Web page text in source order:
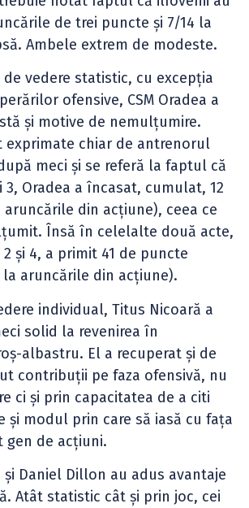
de trei puncte și 7/14 la
Ambele extrem de modeste.
vedere statistic, cu excepția
ofensive, CSM Oradea a
și motive de nemulțumire.
exprimate chiar de antrenorul
meci și se referă la faptul că
Oradea a încasat, cumulat, 12
din acțiune), ceea ce
Însă în celelalte două acte,
și 4, a primit 41 de puncte
aruncările din acțiune).
individual, Titus Nicoară a
solid la revenirea în
albastru. El a recuperat și de
contribuții pe faza ofensivă, nu
ci și prin capacitatea de a citi
și modul prin care să iasă cu fața
gen de acțiuni.
Daniel Dillon au adus avantaje
Atât statistic cât și prin joc, cei